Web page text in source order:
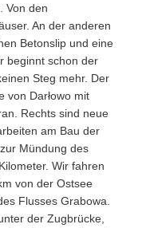
Von den
An der anderen
Betonslip und eine
beginnt schon der
Steg mehr. Der
von Darłowo mit
Rechts sind neue
am Bau der
Mündung des
Wir fahren
von der Ostsee
Flusses Grabowa.
der Zugbrücke,